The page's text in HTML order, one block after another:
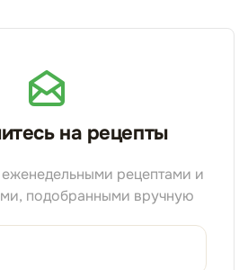
на рецепты
рецептами и
подобранными вручную